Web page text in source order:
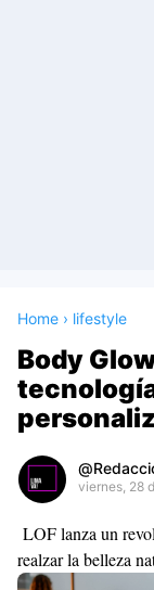
Home › lifestyle
Body
viernes, 28
Premium
By
Raushan
LOF lanza un
realzar la belleza